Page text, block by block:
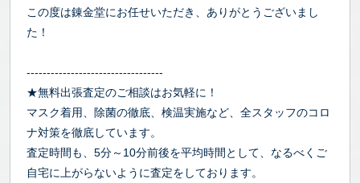
この度は錬金堂にお任せいただき、ありがとうございまし
た！
----------------------------------
★無料出張査定のご相談はお気軽に！
マスク着用、除菌の徹底、検温実施など、全スタッフのコロ
ナ対策を徹底しています。
査定時間も、5分～10分前後を平均時間として、なるべくご
自宅に上がらないように査定をしております。